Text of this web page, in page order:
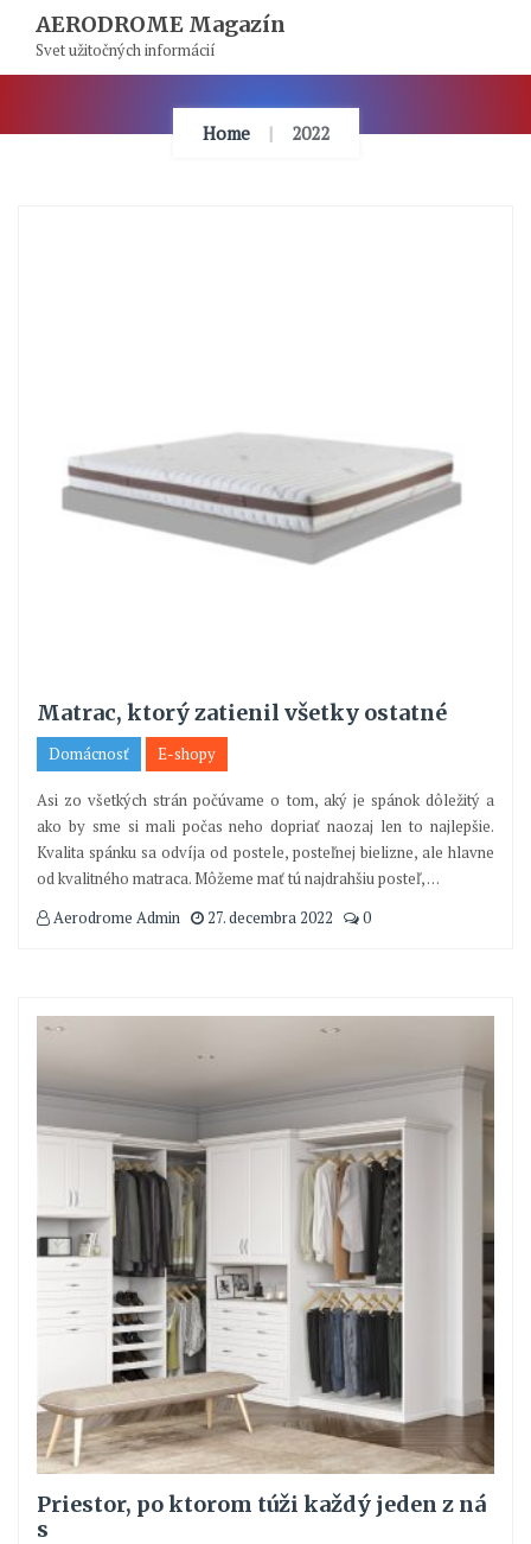
Content
AERODROME Magazín
Svet užitočných informácií
Home 2022
Matrac, ktorý zatienil všetky ostatné
Domácnosť E-shopy
Asi zo všetkých strán počúvame o tom, aký je spánok dôležitý a
ako by sme si mali počas neho dopriať naozaj len to najlepšie.
Kvalita spánku sa odvíja od postele, posteľnej bielizne, ale hlavne
od kvalitného matraca. Môžeme mať tú najdrahšiu posteľ,…
Aerodrome Admin
27. decembra 2022 0
Priestor, po ktorom túži každý jeden z ná
s